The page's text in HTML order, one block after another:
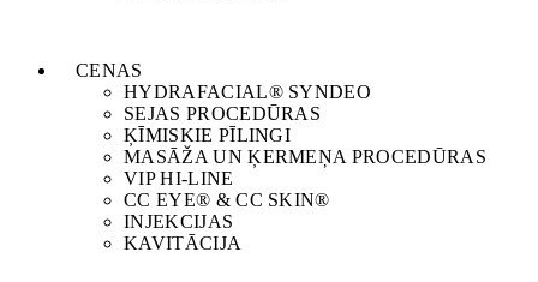
CENAS
HYDRAFACIAL® SYNDEO​
SEJAS PROCEDŪRAS
ĶĪMISKIE PĪLINGI
MASĀŽA UN ĶERMEŅA PROCEDŪRAS
VIP HI-LINE
CC EYE® & CC SKIN®
INJEKCIJAS
KAVITĀCIJA